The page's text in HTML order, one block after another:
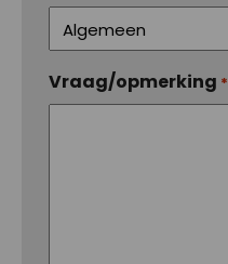
Vraag/opmerking *